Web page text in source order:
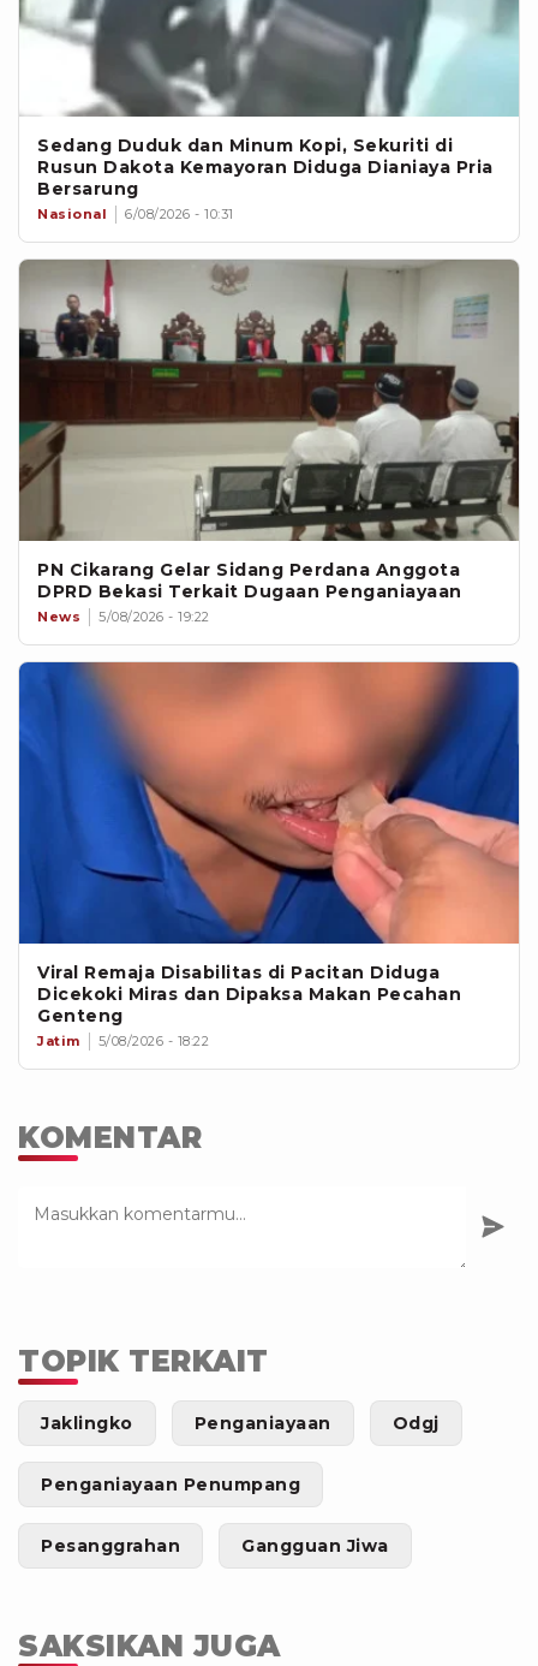
Sedang Duduk dan Minum Kopi, Sekuriti di
Rusun Dakota Kemayoran Diduga Dianiaya Pria
Bersarung
Nasional 6/08/2026 - 10:31
PN Cikarang Gelar Sidang Perdana Anggota
DPRD Bekasi Terkait Dugaan Penganiayaan
News 5/08/2026 - 19:22
Viral Remaja Disabilitas di Pacitan Diduga
Dicekoki Miras dan Dipaksa Makan Pecahan
Genteng
Jatim 5/08/2026 - 18:22
KOMENTAR
TOPIK TERKAIT
Jaklingko Penganiayaan Odgj
Penganiayaan Penumpang
Pesanggrahan Gangguan Jiwa
SAKSIKAN JUGA